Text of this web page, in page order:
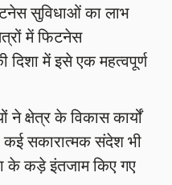
सुविधाओं का लाभ
में फिटनेस
दिशा में इसे एक महत्वपूर्ण
ने क्षेत्र के विकास कार्यों
सकारात्मक संदेश भी
के कड़े इंतजाम किए गए